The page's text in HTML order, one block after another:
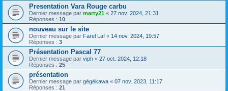
Presentation Vara Rouge carbu
Dernier message par marty21 « 27 nov. 2024, 21:31
Réponses : 10
nouveau sur le site
Dernier message par Farel Laf « 14 nov. 2024, 19:57
Réponses : 3
Présentation Pascal 77
Dernier message par viph « 27 oct. 2024, 12:18
Réponses : 25
présentation
Dernier message par gégékawa « 07 nov. 2023, 11:17
Réponses : 21